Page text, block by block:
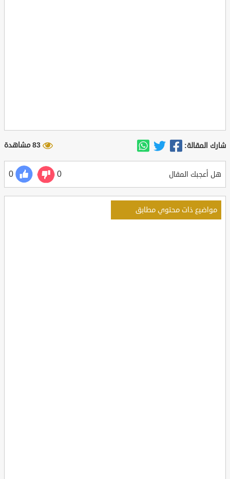
شارك المقالة: 83 مشاهدة
هل أعجبك المقال 0
0
مواضيع ذات محتوي مطابق